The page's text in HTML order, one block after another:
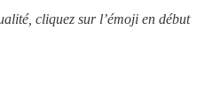
cliquez sur l’émoji en début